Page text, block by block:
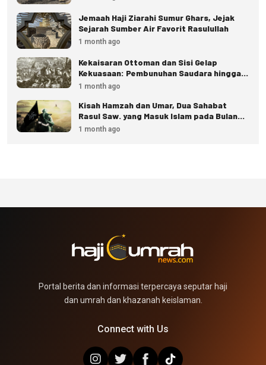
Jemaah Haji Ziarahi Sumur Ghars, Jejak
Sejarah Sumber Air Favorit Rasulullah
1 month ago
Kekaisaran Ottoman dan Sisi Gelap
Kekuasaan: Pembunuhan Saudara hingga
Eksekusi Istana
1 month ago
Kisah Hamzah dan Umar, Dua Sahabat
Rasul Saw. yang Masuk Islam pada Bulan
Dzulhijjah
1 month ago
Portal berita dan informasi terpercaya seputar haji
dan umrah dan khazanah keislaman.
Connect with Us